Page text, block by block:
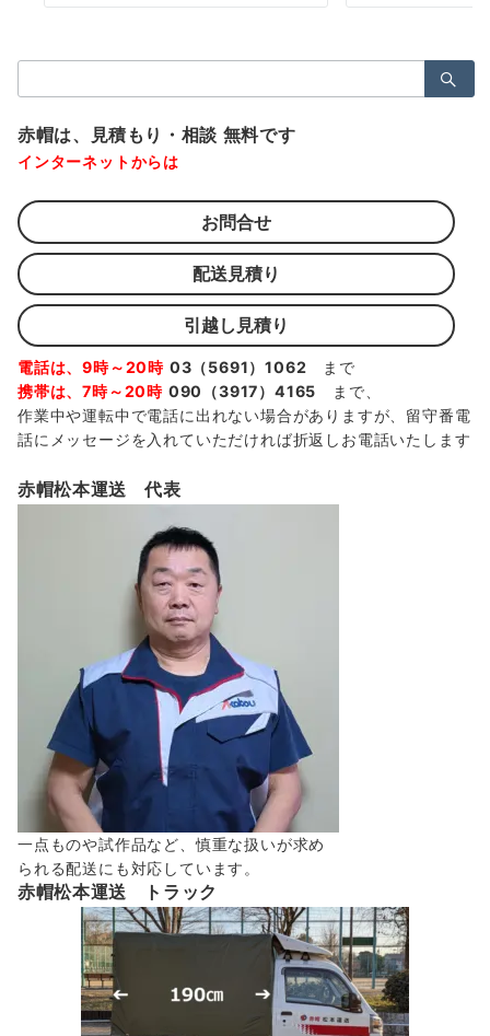
索：
赤帽は、見積もり・相談 無料です
インターネットからは
お問合せ
配送見積り
引越し見積り
電話は、9時～20時 03（5691）1062 まで
携帯は、7時～20時 090（3917）4165 まで、
作業中や運転中で電話に出れない場合がありますが、留守番電
話にメッセージを入れていただければ折返しお電話いたします
赤帽松本運送 代表
一点ものや試作品など、慎重な扱いが求め
られる配送にも対応しています。
赤帽松本運送 トラック